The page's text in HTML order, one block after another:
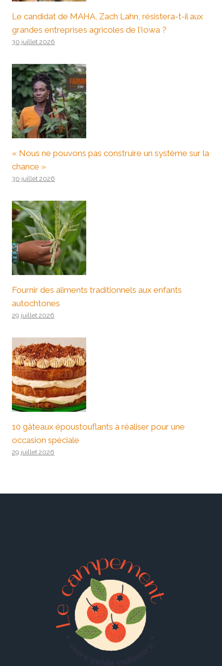
Le candidat de MAHA, Zach Lahn, résistera-t-il aux
grandes entreprises agricoles de l’Iowa ?
30 juillet 2026
« Nous ne pouvons pas construire un système sur la
chance »
30 juillet 2026
Fournir des aliments traditionnels aux enfants
autochtones
29 juillet 2026
10 gâteaux époustouflants à réaliser pour une
occasion spéciale
29 juillet 2026